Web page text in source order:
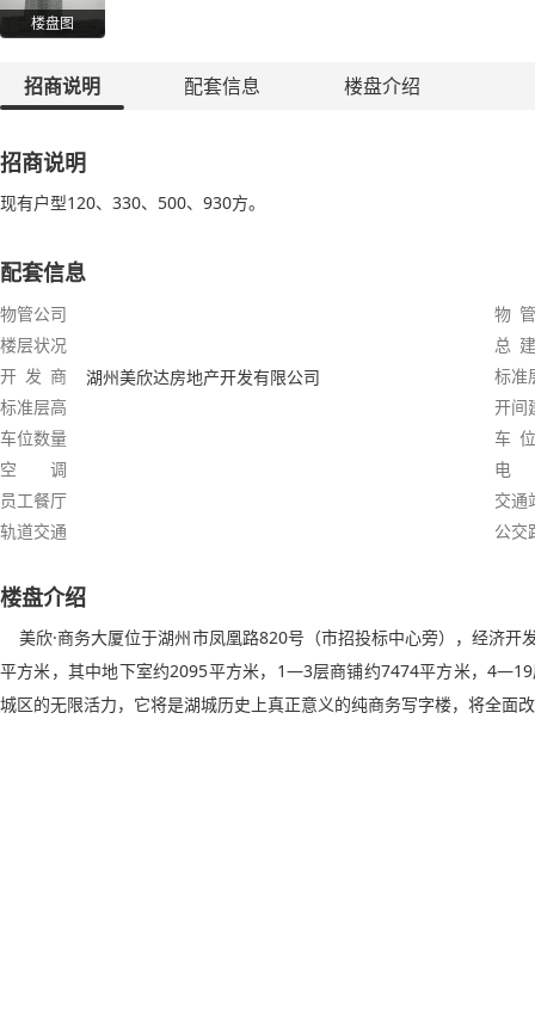
楼盘图
招商说明 配套信息 楼盘介绍
招商说明
现有户型120、330、500、930方。
配套信息
物管公司
物
楼层状况
总
开 发 商
湖州美欣达房地产开发有限公司
标准
标准层高
开间
车位数量
车
空 调
电
员工餐厅
交通
轨道交通
公交
楼盘介绍
美欣·商务大厦位于湖州市凤凰路820号（市招投标中心旁），经济
平方米，其中地下室约2095平方米，1—3层商铺约7474平方米，
城区的无限活力，它将是湖城历史上真正意义的纯商务写字楼，将全面